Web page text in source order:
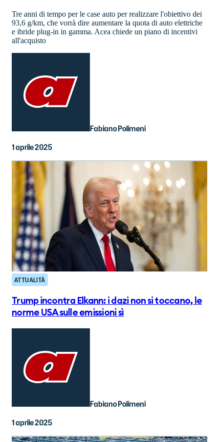
Tre anni di tempo per le case auto per realizzare l'obiettivo dei
93,6 g/km, che vorrà dire aumentare la quota di auto elettriche
e ibride plug-in in gamma. Acea chiede un piano di incentivi
all'acquisto
Fabiano Polimeni
1 aprile 2025
ATTUALITÀ
Trump incontra Elkann: i dazi non si toccano, le
norme USA sulle emissioni sì
Fabiano Polimeni
1 aprile 2025